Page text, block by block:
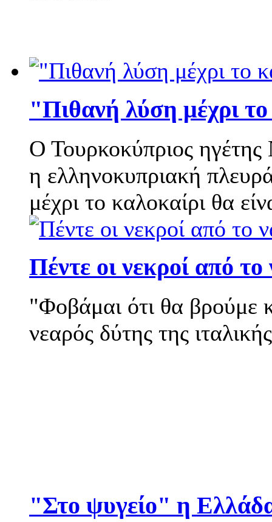
"Πιθανή λύση μέχρι
Ο Τουρκοκύπριος
η ελληνοκυπριακή
μέχρι το καλοκαίρι θα
Πέντε οι νεκροί από το
"Φοβάμαι ότι θα βρούμε
νεαρός δύτης της
"Στο ψυγείο" η